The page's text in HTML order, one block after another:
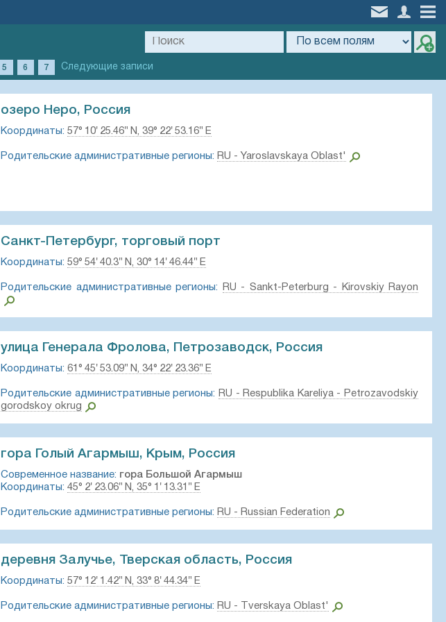
5 6 7 Следующие записи
озеро Неро, Россия
Координаты: 57° 10′ 25.46″ N, 39° 22′ 53.16″ E
Родительские административные регионы: RU - Yaroslavskaya Oblast'
Санкт-Петербург, торговый порт
Координаты: 59° 54′ 40.3″ N, 30° 14′ 46.44″ E
Родительские административные регионы: RU - Sankt-Peterburg - Kirovskiy Rayon
улица Генерала Фролова, Петрозаводск, Россия
Координаты: 61° 45′ 53.09″ N, 34° 22′ 23.36″ E
Родительские административные регионы: RU - Respublika Kareliya - Petrozavodskiy
gorodskoy okrug
гора Голый Агармыш, Крым, Россия
Современное название: гора Большой Агармыш
Координаты: 45° 2′ 23.06″ N, 35° 1′ 13.31″ E
Родительские административные регионы: RU - Russian Federation
деревня Залучье, Тверская область, Россия
Координаты: 57° 12′ 1.42″ N, 33° 8′ 44.34″ E
Родительские административные регионы: RU - Tverskaya Oblast'